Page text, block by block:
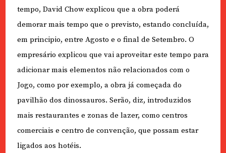
tempo, David Chow explicou que a obra poderá
demorar mais tempo que o previsto, estando concluída,
em principio, entre Agosto e o final de Setembro. O
empresário explicou que vai aproveitar este tempo para
adicionar mais elementos não relacionados com o
Jogo, como por exemplo, a obra já começada do
pavilhão dos dinossauros. Serão, diz, introduzidos
mais restaurantes e zonas de lazer, como centros
comerciais e centro de convenção, que possam estar
ligados aos hotéis.